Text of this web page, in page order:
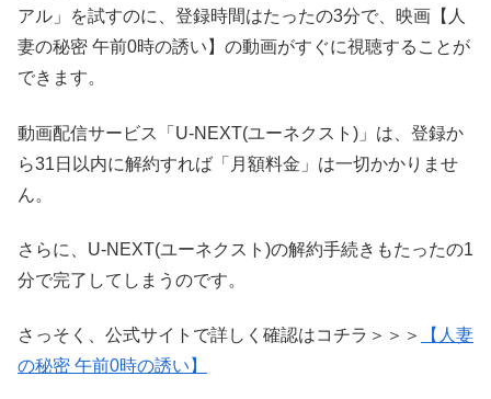
アル」を試すのに、登録時間はたったの3分で、映画【人
妻の秘密 午前0時の誘い】の動画がすぐに視聴することが
できます。
動画配信サービス「U-NEXT(ユーネクスト)」は、登録か
ら31日以内に解約すれば「月額料金」は一切かかりませ
ん。
さらに、U-NEXT(ユーネクスト)の解約手続きもたったの1
分で完了してしまうのです。
さっそく、公式サイトで詳しく確認はコチラ＞＞＞
【人妻
の秘密 午前0時の誘い】